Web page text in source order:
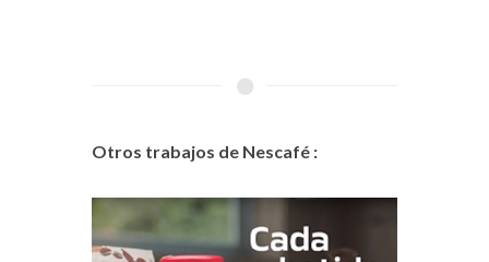
Otros trabajos de Nescafé :